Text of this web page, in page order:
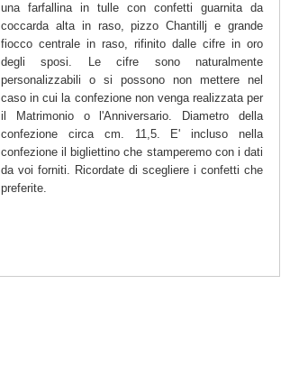
una farfallina in tulle con confetti guarnita da
coccarda alta in raso, pizzo Chantillj e grande
fiocco centrale in raso, rifinito dalle cifre in oro
degli sposi. Le cifre sono naturalmente
personalizzabili o si possono non mettere nel
caso in cui la confezione non venga realizzata per
il Matrimonio o l'Anniversario. Diametro della
confezione circa cm. 11,5. E' incluso nella
confezione il bigliettino che stamperemo con i dati
da voi forniti. Ricordate di scegliere i confetti che
preferite.